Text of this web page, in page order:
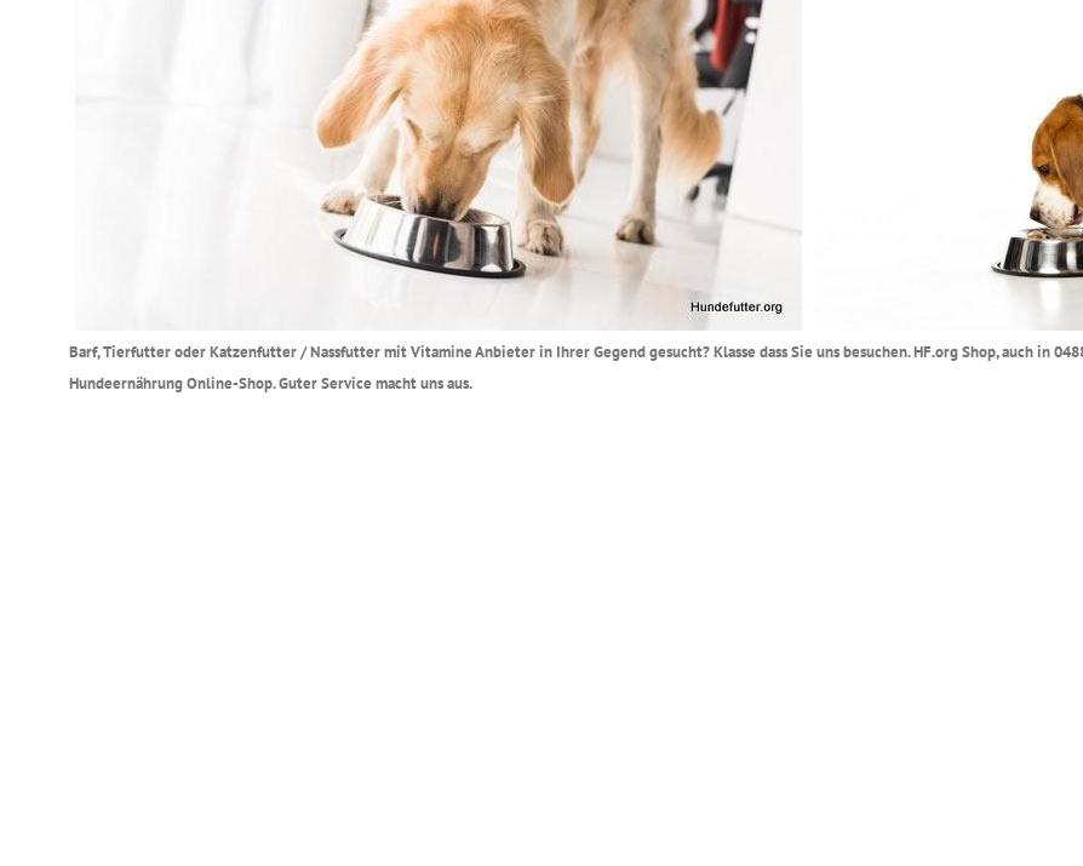
Barf, Tierfutter oder Katzenfutter / Nassfutter mit Vitamine Anbieter in Ihrer Gegend gesucht? Klasse dass Sie uns besuchen. HF.org Shop, auch in
Hundeernährung Online-Shop. Guter Service macht uns aus.